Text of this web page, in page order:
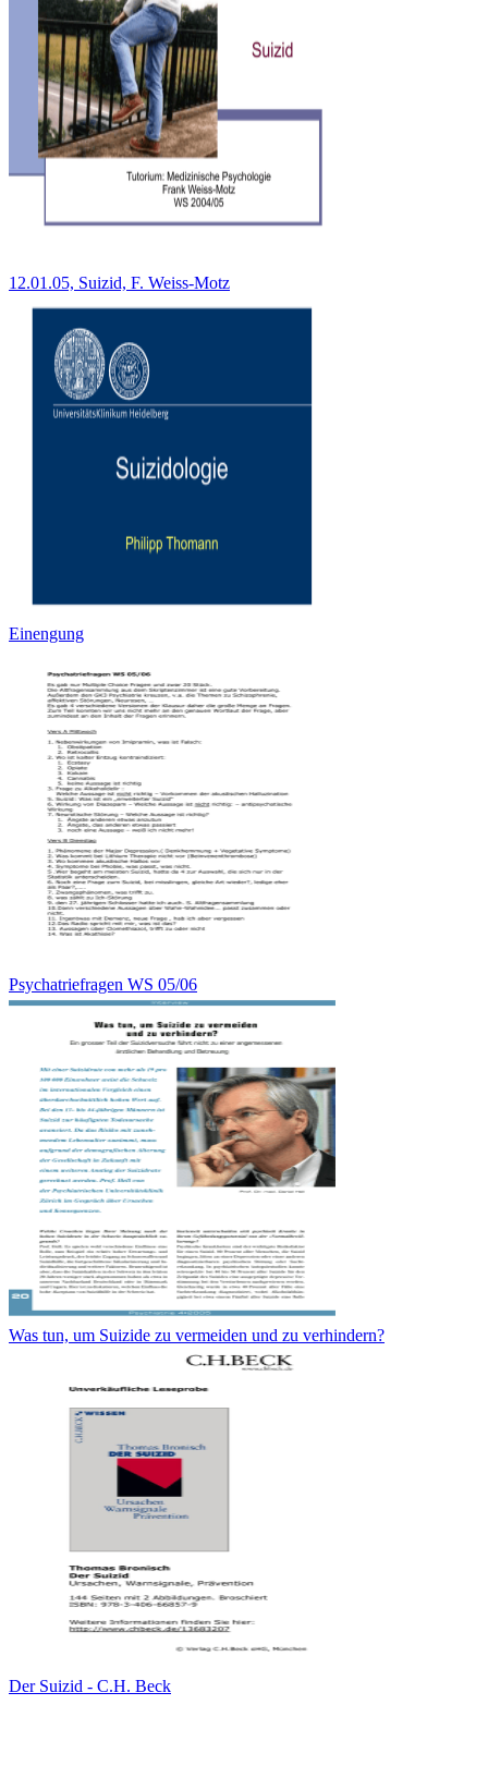
12.01.05, Suizid, F. Weiss-Motz
Einengung
Psychatriefragen WS 05/06
Was tun, um Suizide zu vermeiden und zu verhindern?
Der Suizid - C.H. Beck